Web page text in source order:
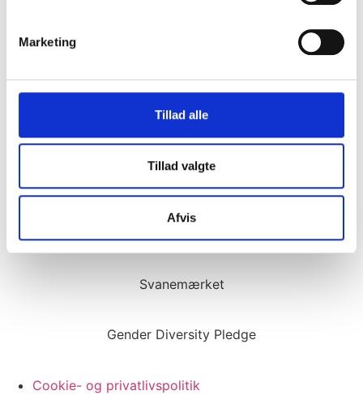
Marketing
Tillad alle
Tillad valgte
Afvis
Svanemærket
Gender Diversity Pledge
Cookie- og privatlivspolitik